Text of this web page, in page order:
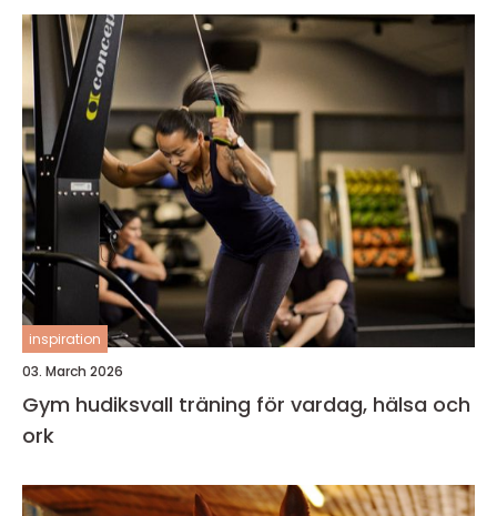
inspiration
03. March 2026
Gym hudiksvall träning för vardag, hälsa och
ork